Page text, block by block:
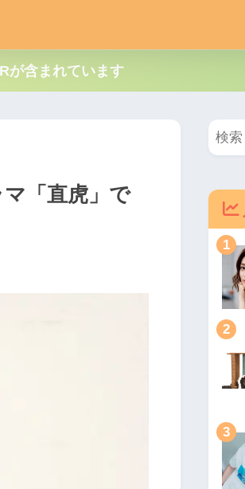
が含まれています
「直虎」で
1
2
3